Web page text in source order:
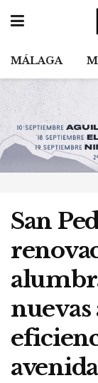
MÁLAGA
San
nuevas